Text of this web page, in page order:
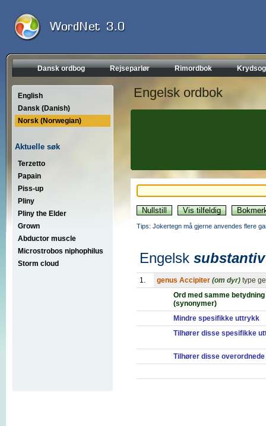
Dansk ordbog Rejseparlør Rimordbok
English
Dansk (Danish)
Norsk (Norwegian)
Aktuelle søk
Terzetto
Papain
Piss-up
Pliny
Pliny the Elder
Grown
Abductor muscle
Microstrobos niphophilus
Storm cloud
Engelsk ordbok
Tips: Jokertegn må gjerne anvendes flere
Engelsk substantiv
1. genus Accipiter (om dyr) type
Ord med samme betydning
(synonymer)
Mindre spesifikke uttrykk
Tilhører disse spesifikke
Tilhører disse